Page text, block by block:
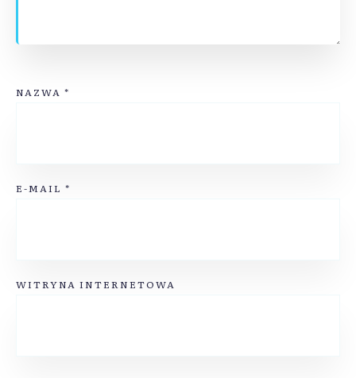
NAZWA *
E-MAIL *
WITRYNA INTERNETOWA